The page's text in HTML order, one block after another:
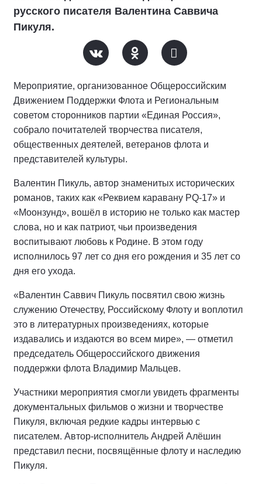
русского писателя Валентина Саввича
Пикуля.
Мероприятие, организованное Общероссийским
Движением Поддержки Флота и Региональным
советом сторонников партии «Единая Россия»,
собрало почитателей творчества писателя,
общественных деятелей, ветеранов флота и
представителей культуры.
Валентин Пикуль, автор знаменитых исторических
романов, таких как «Реквием каравану PQ-17» и
«Моонзунд», вошёл в историю не только как мастер
слова, но и как патриот, чьи произведения
воспитывают любовь к Родине. В этом году
исполнилось 97 лет со дня его рождения и 35 лет со
дня его ухода.
«Валентин Саввич Пикуль посвятил свою жизнь
служению Отечеству, Российскому Флоту и воплотил
это в литературных произведениях, которые
издавались и издаются во всем мире», — отметил
председатель Общероссийского движения
поддержки флота Владимир Мальцев.
Участники мероприятия смогли увидеть фрагменты
документальных фильмов о жизни и творчестве
Пикуля, включая редкие кадры интервью с
писателем. Автор-исполнитель Андрей Алёшин
представил песни, посвящённые флоту и наследию
Пикуля.